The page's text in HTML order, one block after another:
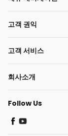
고객 권익
고객 서비스
회사소개
Follow Us